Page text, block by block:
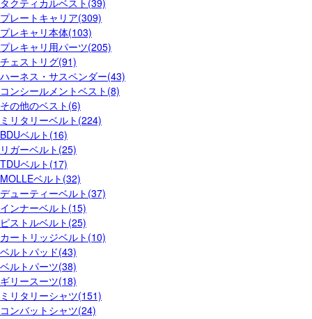
タクティカルベスト(39)
プレートキャリア(309)
プレキャリ本体(103)
プレキャリ用パーツ(205)
チェストリグ(91)
ハーネス・サスペンダー(43)
コンシールメントベスト(8)
その他のベスト(6)
ミリタリーベルト(224)
BDUベルト(16)
リガーベルト(25)
TDUベルト(17)
MOLLEベルト(32)
デューティーベルト(37)
インナーベルト(15)
ピストルベルト(25)
カートリッジベルト(10)
ベルトパッド(43)
ベルトパーツ(38)
ギリースーツ(18)
ミリタリーシャツ(151)
コンバットシャツ(24)